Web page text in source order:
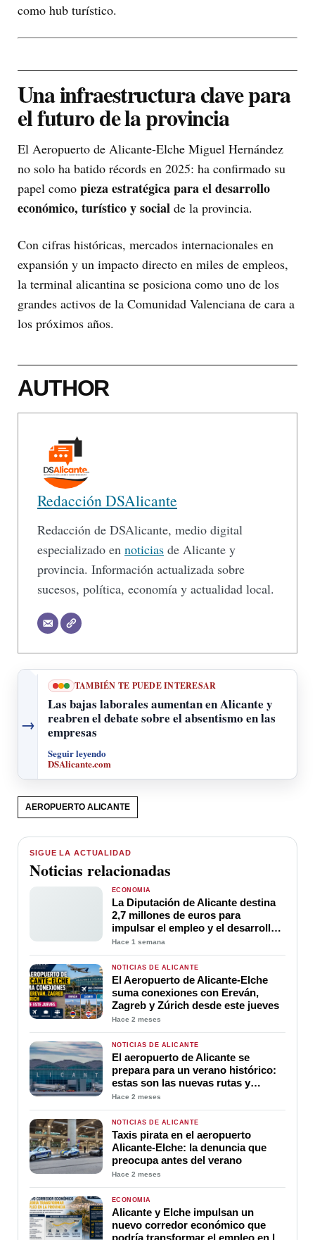
como hub turístico.
Una infraestructura clave para
el futuro de la provincia
El Aeropuerto de Alicante-Elche Miguel Hernández
no solo ha batido récords en 2025: ha confirmado su
papel como pieza estratégica para el desarrollo
económico, turístico y social de la provincia.
Con cifras históricas, mercados internacionales en
expansión y un impacto directo en miles de empleos,
la terminal alicantina se posiciona como uno de los
grandes activos de la Comunidad Valenciana de cara a
los próximos años.
AUTHOR
Redacción DSAlicante
Redacción de DSAlicante, medio digital
especializado en noticias de Alicante y
provincia. Información actualizada sobre
sucesos, política, economía y actualidad local.
→
TAMBIÉN TE PUEDE INTERESAR
Las bajas laborales aumentan en Alicante y
reabren el debate sobre el absentismo en las
empresas
Seguir leyendo
DSAlicante.com
AEROPUERTO ALICANTE
SIGUE LA ACTUALIDAD
Noticias relacionadas
ECONOMÍA
La Diputación de Alicante destina
2,7 millones de euros para
impulsar el empleo y el desarrollo
económico en la provincia
Hace 1 semana
NOTICIAS DE ALICANTE
El Aeropuerto de Alicante-Elche
suma conexiones con Ereván,
Zagreb y Zúrich desde este jueves
Hace 2 meses
NOTICIAS DE ALICANTE
El aeropuerto de Alicante se
prepara para un verano histórico:
estas son las nuevas rutas y
destinos que más crecen en 2026
Hace 2 meses
NOTICIAS DE ALICANTE
Taxis pirata en el aeropuerto
Alicante-Elche: la denuncia que
preocupa antes del verano
Hace 2 meses
ECONOMÍA
Alicante y Elche impulsan un
nuevo corredor económico que
podría transformar el empleo en la